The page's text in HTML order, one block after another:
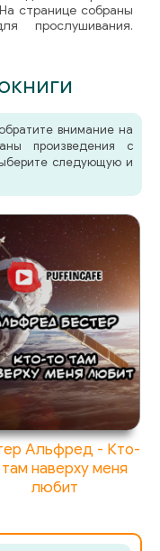
странице собраны
прослушивания.
внимание на
произведения с
следующую и
Альфред - Кто-
наверху меня
любит